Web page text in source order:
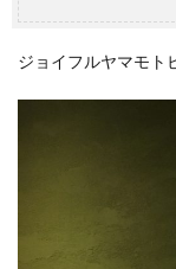
ジョイフルヤマモト